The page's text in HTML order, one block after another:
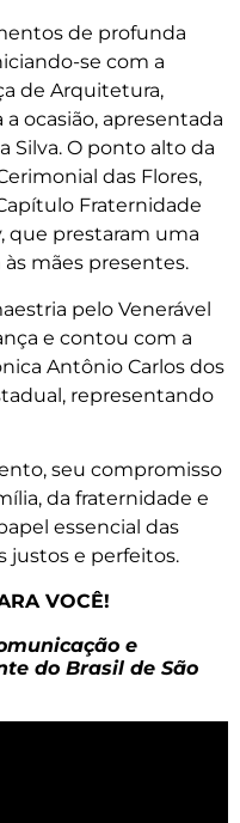
de profunda
se com a
de Arquitetura,
ocasião, apresentada
Silva. O ponto alto da
das Flores,
Fraternidade
que prestaram uma
mães presentes.
pelo Venerável
e contou com a
Antônio Carlos dos
representando
seu compromisso
da fraternidade e
essencial das
justos e perfeitos.
VOCÊ!
e
do Brasil de São